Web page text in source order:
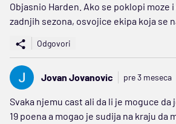
Objasnio Harden. Ako se poklopi moze
zadnjih sezona, osvojice ekipa koja se
Odgovori
Jovan Jovanovic pre 3 meseca
Svaka njemu cast ali da li je moguce da
19 poena a mogao je sudija na kraju da